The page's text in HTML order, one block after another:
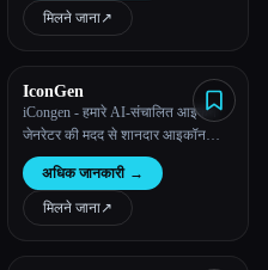
बनाएं।मिलने जाना↗︎
IconGen
iCongen - हमारे AI-संचालित आइकन
जेनरेटर की मदद से शानदार आइकॉन
बनाएं
अधिक जानकारी →
मिलने जाना↗︎